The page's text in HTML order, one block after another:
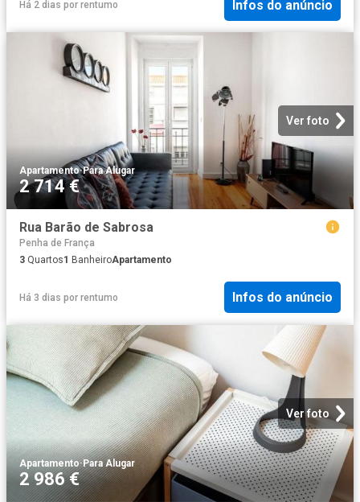
Há 2 dias por rentumo Infos do anúncio
Ver foto
Apartamento·Para Alugar
2 714 €
Rua Barão de Sabrosa
Penha de França
3 Quartos1 BanheiroApartamento
Há 3 dias por rentumo Infos do anúncio
Ver foto
Apartamento·Para Alugar
2 986 €